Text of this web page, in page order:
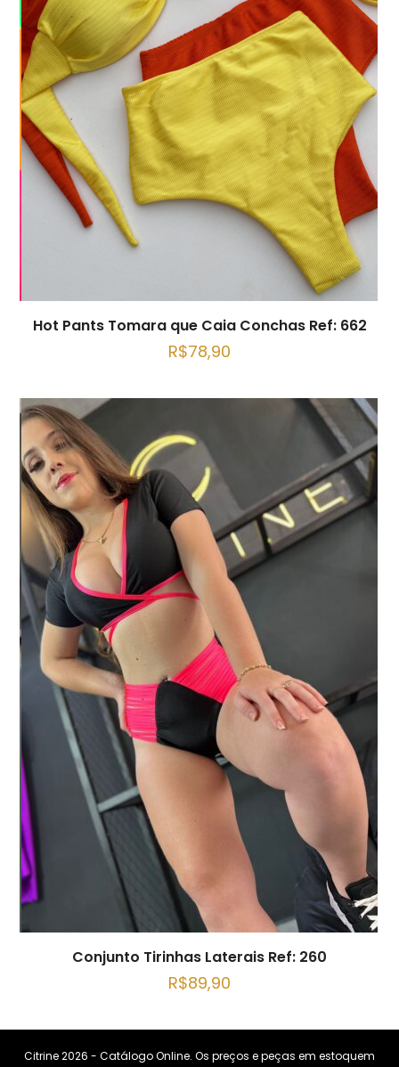
Hot Pants Tomara que Caia Conchas Ref: 662
R$78,90
Conjunto Tirinhas Laterais Ref: 260
R$89,90
Citrine 2026 - Catálogo Online. Os preços e peças em estoquem